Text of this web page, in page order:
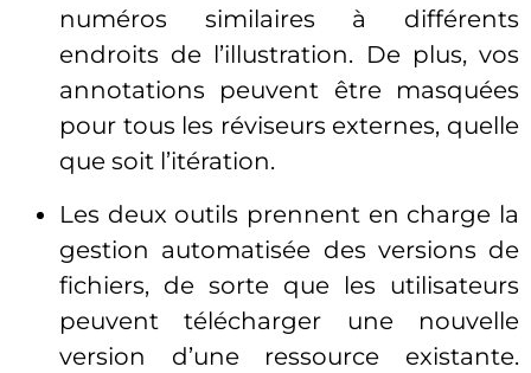
numéros similaires à différents
endroits de l’illustration. De plus, vos
annotations peuvent être masquées
pour tous les réviseurs externes, quelle
que soit l’itération.
Les deux outils prennent en charge la
gestion automatisée des versions de
fichiers, de sorte que les utilisateurs
peuvent télécharger une nouvelle
version d’une ressource existante.